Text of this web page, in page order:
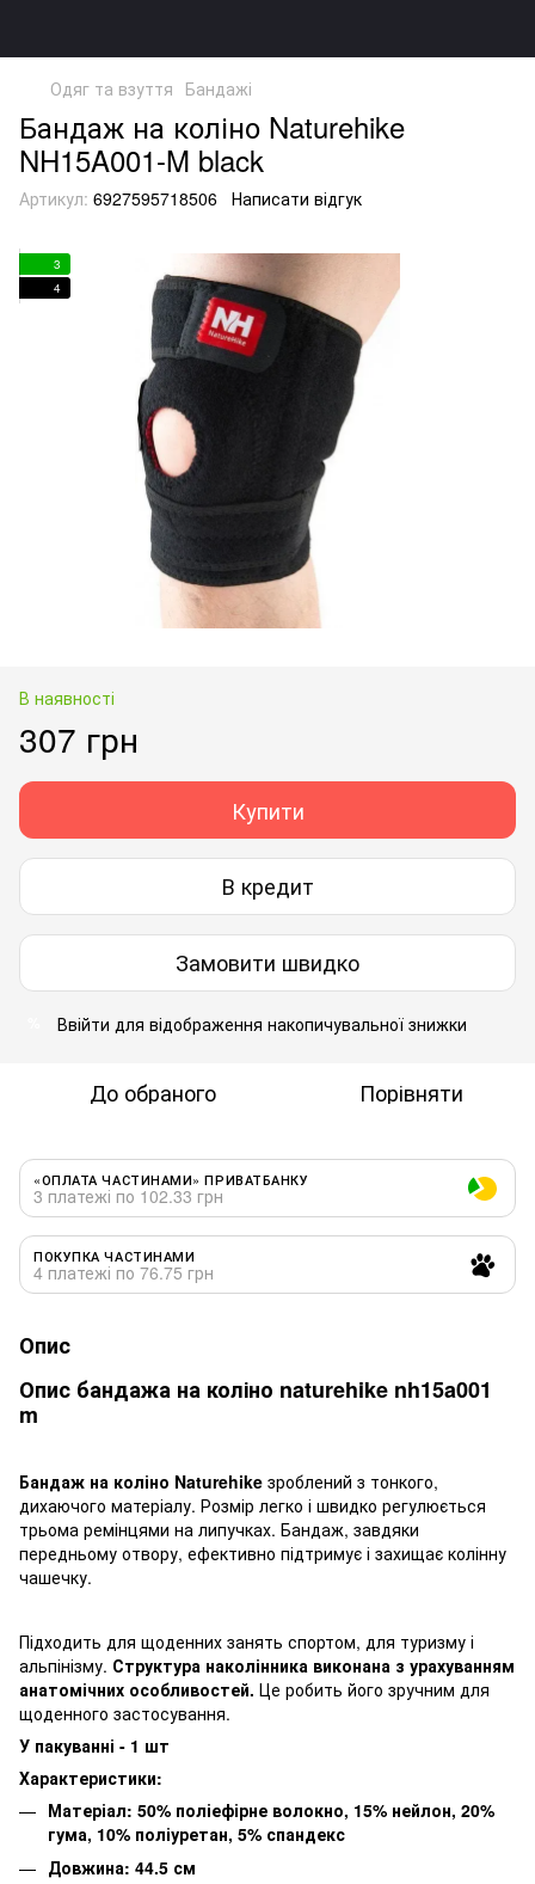
Одяг та взуття Бандажі
Бандаж на коліно Naturehike
NH15A001-M black
Артикул: 6927595718506 Написати відгук
3
4
В наявності
307 грн
Купити
В кредит
Замовити швидко
Ввійти для відображення накопичувальної знижки
До обраного Порівняти
«ОПЛАТА ЧАСТИНАМИ» ПРИВАТБАНКУ
3 платежі по 102.33 грн
ПОКУПКА ЧАСТИНАМИ
4 платежі по 76.75 грн
Опис
Опис бандажа на коліно naturehike nh15a001
m
Бандаж на коліно Naturehike зроблений з тонкого,
дихаючого матеріалу. Розмір легко і швидко регулюється
трьома ремінцями на липучках. Бандаж, завдяки
передньому отвору, ефективно підтримує і захищає колінну
чашечку.
Підходить для щоденних занять спортом, для туризму і
альпінізму. Структура наколінника виконана з урахуванням
анатомічних особливостей. Це робить його зручним для
щоденного застосування.
У пакуванні - 1 шт
Характеристики:
Матеріал: 50% поліефірне волокно, 15% нейлон, 20%
гума, 10% поліуретан, 5% спандекс
Довжина: 44.5 см